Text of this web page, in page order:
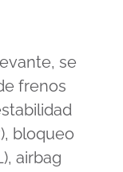
se
frenos
bloqueo
airbag